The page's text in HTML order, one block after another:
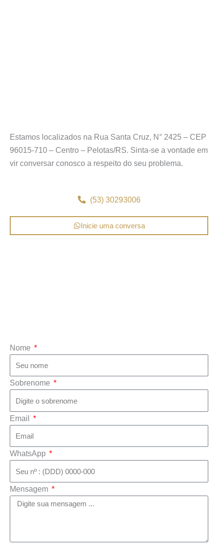
Estamos localizados na Rua Santa Cruz, N° 2425 – CEP
96015-710 – Centro – Pelotas/RS. Sinta-se a vontade em
vir conversar conosco a respeito do seu problema.
(53) 30293006
Inicie uma conversa
Nome
Sobrenome
Email
WhatsApp
Mensagem